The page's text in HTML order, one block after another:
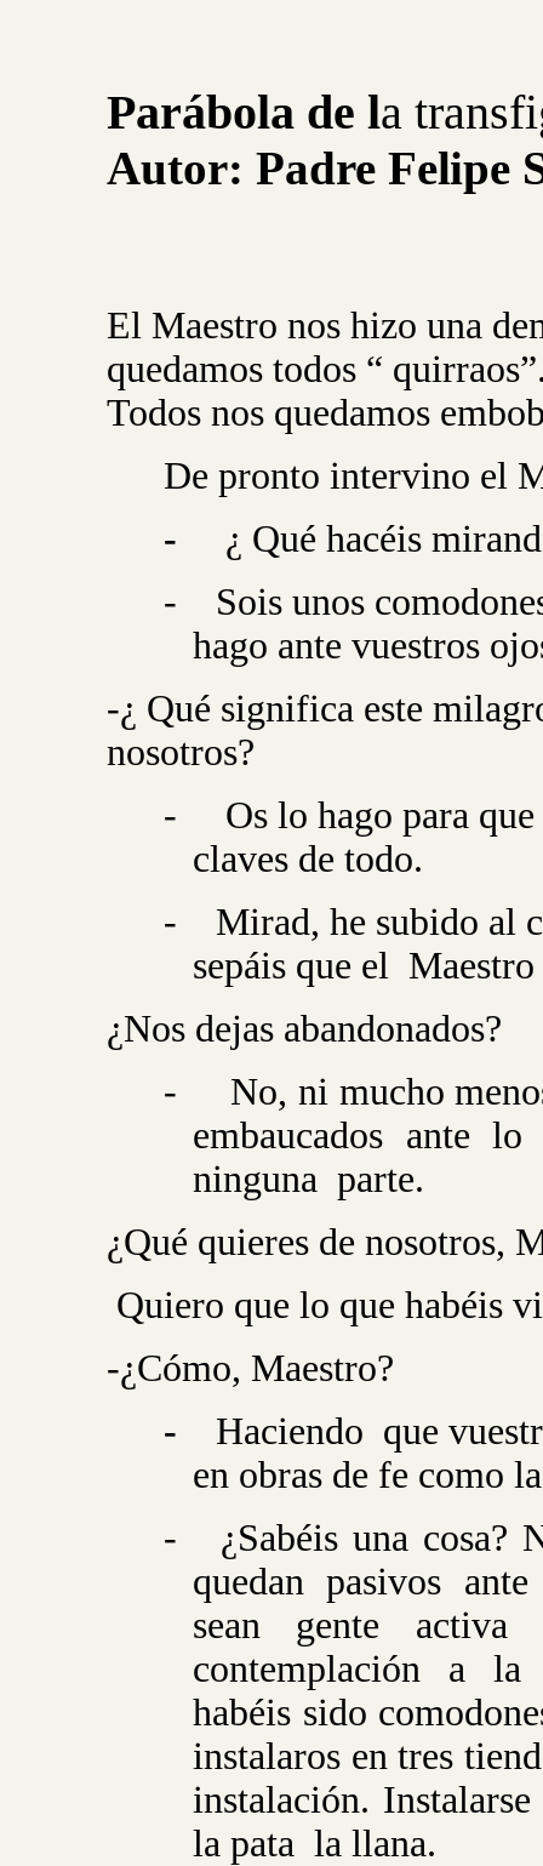
Parábola de la
Autor: Padre Felipe
El Maestro nos hizo una
quedamos todos “
Todos nos quedamos
De pronto intervino el
-
¿ Qué hacéis
-
Sois unos
hago ante vuestros
-¿ Qué significa este
nosotros?
-
Os lo hago para
claves de todo.
-
Mirad, he subido al
sepáis que el
¿Nos dejas abandonados?
-
No, ni mucho
embaucados ante
ninguna parte.
¿Qué quieres de nosotros,
Quiero que lo que habéis
-¿Cómo, Maestro?
-
Haciendo que
en obras de fe como
-
¿Sabéis una cosa?
quedan pasivos
sean gente
contemplación a la
habéis sido
instalaros en tres
instalación.
la pata la llana.